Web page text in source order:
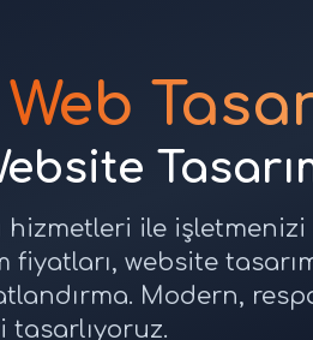
hizmetleri ile
fiyatları, website
Modern,
tasarlıyoruz.